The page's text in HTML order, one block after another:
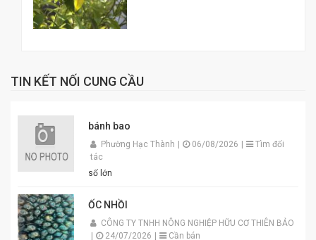
TIN KẾT NỐI CUNG CẦU
bánh bao
Phường Hạc Thành 06/08/2026
Tìm đối
tác
số lớn
ỐC NHỒI
CÔNG TY TNHH NÔNG NGHIỆP HỮU CƠ THIÊN BẢO
24/07/2026 Cần bán